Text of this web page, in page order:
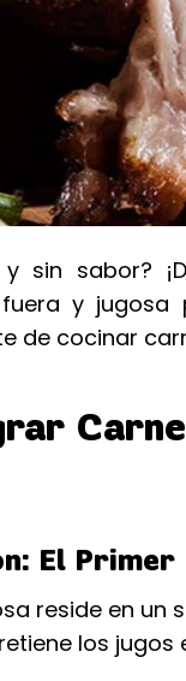
sin sabor?
y
de cocinar
El Primer
reside en
los jugos